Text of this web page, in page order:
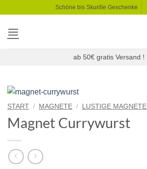
springen
Schöne bis Skurille Geschenke
ab 50€ gratis Versand !
START / MAGNETE / LUSTIGE MAGNETE
Magnet Currywurst